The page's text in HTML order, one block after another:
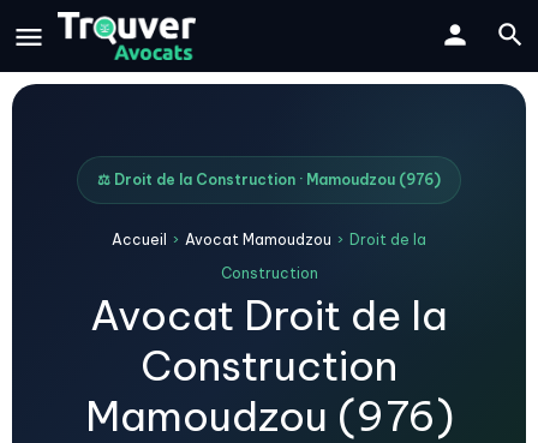
⚖️ Droit de la Construction · Mamoudzou (976)
Accueil › Avocat Mamoudzou › Droit de la
Construction
Avocat Droit de la
Construction
Mamoudzou (976)